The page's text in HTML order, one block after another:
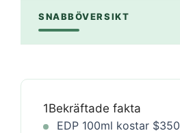
SNABBÖVERSIKT
1Bekräftade fakta
EDP 100ml kostar